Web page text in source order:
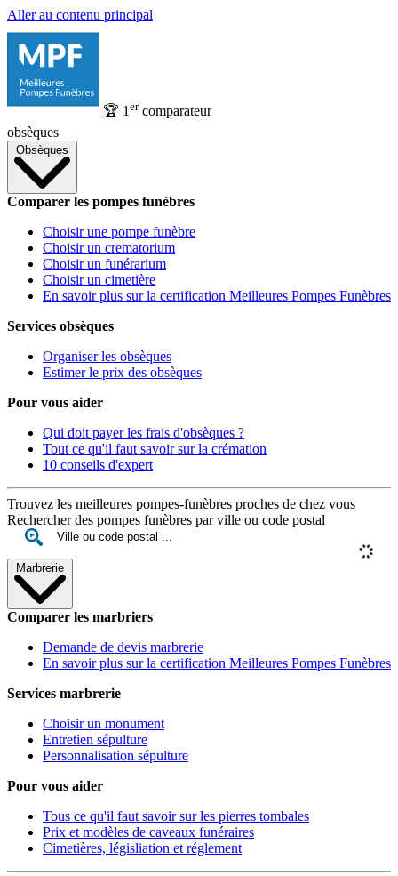
Aller au contenu principal
🏆 1 ercomparateur
obsèques
Obsèques
Comparer les pompes funèbres
Choisir une pompe funèbre
Choisir un crematorium
Choisir un funérarium
Choisir un cimetière
En savoir plus sur la certification Meilleures Pompes Funèbres
Services obsèques
Organiser les obsèques
Estimer le prix des obsèques
Pour vous aider
Qui doit payer les frais d'obsèques ?
Tout ce qu'il faut savoir sur la crémation
10 conseils d'expert
Trouvez les meilleures pompes-funèbres proches de chez vous
Rechercher des pompes funèbres par ville ou code postal
Marbrerie
Comparer les marbriers
Demande de devis marbrerie
En savoir plus sur la certification Meilleures Pompes Funèbres
Services marbrerie
Choisir un monument
Entretien sépulture
Personnalisation sépulture
Pour vous aider
Tous ce qu'il faut savoir sur les pierres tombales
Prix et modèles de caveaux funéraires
Cimetières, législiation et réglement